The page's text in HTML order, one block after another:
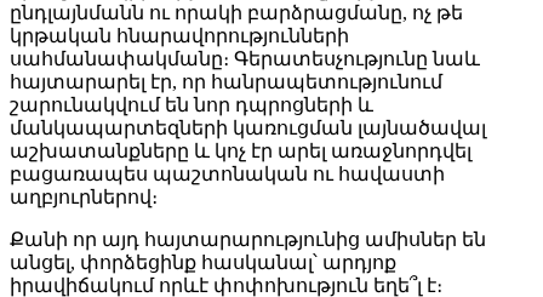
ընդլայնմանն ու որակի բարձրացմանը, ոչ թե
կրթական հնարավորությունների
սահմանափակմանը։ Գերատեսչությունը նաև
հայտարարել էր, որ հանրապետությունում
շարունակվում են նոր դպրոցների և
մանկապարտեզների կառուցման լայնածավալ
աշխատանքները և կոչ էր արել առաջնորդվել
բացառապես պաշտոնական ու հավաստի
աղբյուրներով։
Քանի որ այդ հայտարարությունից ամիսներ են
անցել, փորձեցինք հասկանալ՝ արդյոք
իրավիճակում որևէ փոփոխություն եղե՞լ է։